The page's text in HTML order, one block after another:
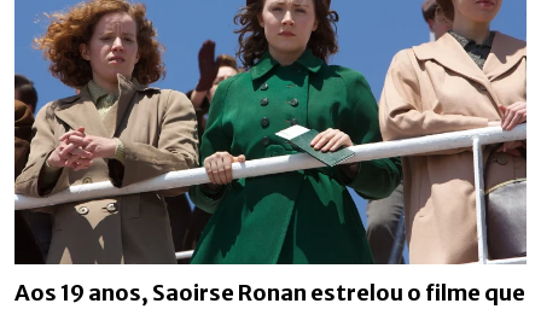
Aos 19 anos, Saoirse Ronan estrelou o filme que